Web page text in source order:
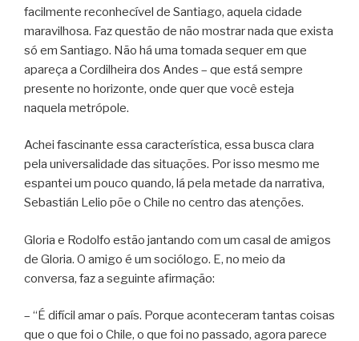
facilmente reconhecível de Santiago, aquela cidade
maravilhosa. Faz questão de não mostrar nada que exista
só em Santiago. Não há uma tomada sequer em que
apareça a Cordilheira dos Andes – que está sempre
presente no horizonte, onde quer que você esteja
naquela metrópole.
Achei fascinante essa característica, essa busca clara
pela universalidade das situações. Por isso mesmo me
espantei um pouco quando, lá pela metade da narrativa,
Sebastián Lelio põe o Chile no centro das atenções.
Gloria e Rodolfo estão jantando com um casal de amigos
de Gloria. O amigo é um sociólogo. E, no meio da
conversa, faz a seguinte afirmação:
– “É difícil amar o país. Porque aconteceram tantas coisas
que o que foi o Chile, o que foi no passado, agora parece